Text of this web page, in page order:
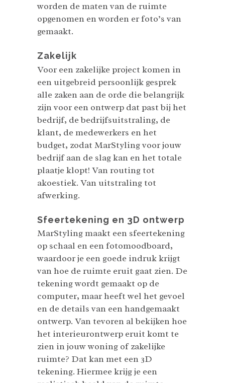
worden de maten van de ruimte
opgenomen en worden er foto’s van
gemaakt.
Zakelijk
Voor een zakelijke project komen in
een uitgebreid persoonlijk gesprek
alle zaken aan de orde die belangrijk
zijn voor een ontwerp dat past bij het
bedrijf, de bedrijfsuitstraling, de
klant, de medewerkers en het
budget, zodat MarStyling voor jouw
bedrijf aan de slag kan en het totale
plaatje klopt! Van routing tot
akoestiek. Van uitstraling tot
afwerking.
Sfeertekening en 3D ontwerp
MarStyling maakt een sfeertekening
op schaal en een fotomoodboard,
waardoor je een goede indruk krijgt
van hoe de ruimte eruit gaat zien. De
tekening wordt gemaakt op de
computer, maar heeft wel het gevoel
en de details van een handgemaakt
ontwerp. Van tevoren al bekijken hoe
het interieurontwerp eruit komt te
zien in jouw woning of zakelijke
ruimte? Dat kan met een 3D
tekening. Hiermee krijg je een